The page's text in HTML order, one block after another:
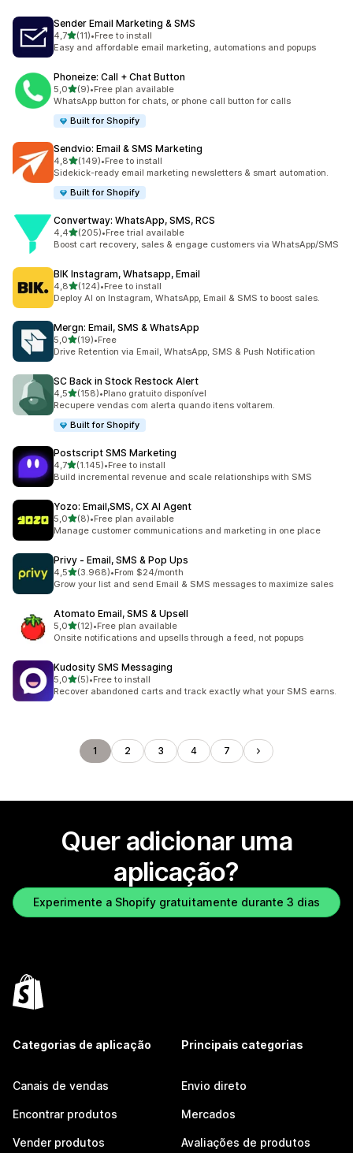
Sender Email Marketing & SMS
4,7de 5 estrelas
(11)
11 total de avaliações
•Free to install
Easy and affordable email marketing, automations and popups
Phoneize: Call + Chat Button
5,0de 5 estrelas
(9)
9 total de avaliações
•Free plan available
WhatsApp button for chats, or phone call button for calls
Built for Shopify
Sendvio: Email & SMS Marketing
4,8de 5 estrelas
(149)
149 total de avaliações
•Free to install
Sidekick-ready email marketing newsletters & smart automation.
Built for Shopify
Convertway: WhatsApp, SMS, RCS
4,4de 5 estrelas
(205)
205 total de avaliações
•Free trial available
Boost cart recovery, sales & engage customers via WhatsApp/SMS
BIK Instagram, Whatsapp, Email
4,8de 5 estrelas
(124)
124 total de avaliações
•Free to install
Deploy AI on Instagram, WhatsApp, Email & SMS to boost sales.
Mergn: Email, SMS & WhatsApp
5,0de 5 estrelas
(19)
19 total de avaliações
•Free
Drive Retention via Email, WhatsApp, SMS & Push Notification
SC Back in Stock Restock Alert
4,5de 5 estrelas
(158)
158 total de avaliações
•Plano gratuito disponível
Recupere vendas com alerta quando itens voltarem.
Built for Shopify
Postscript SMS Marketing
4,7de 5 estrelas
(1.145)
1145 total de avaliações
•Free to install
Build incremental revenue and scale relationships with SMS
Yozo: Email,SMS, CX AI Agent
5,0de 5 estrelas
(8)
8 total de avaliações
•Free plan available
Manage customer communications and marketing in one place
Privy ‑ Email, SMS & Pop Ups
4,5de 5 estrelas
(3.968)
3968 total de avaliações
•From $24/month
Grow your list and send Email & SMS messages to maximize sales
Atomato Email, SMS & Upsell
5,0de 5 estrelas
(12)
12 total de avaliações
•Free plan available
Onsite notifications and upsells through a feed, not popups
Kudosity SMS Messaging
5,0de 5 estrelas
(5)
5 total de avaliações
•Free to install
Recover abandoned carts and track exactly what your SMS earns.
1 2 3 4 7
Quer adicionar uma
aplicação?
Experimente a Shopify gratuitamente durante 3 dias
Categorias de aplicação
Canais de vendas
Encontrar produtos
Vender produtos
Principais categorias
Envio direto
Mercados
Avaliações de produtos